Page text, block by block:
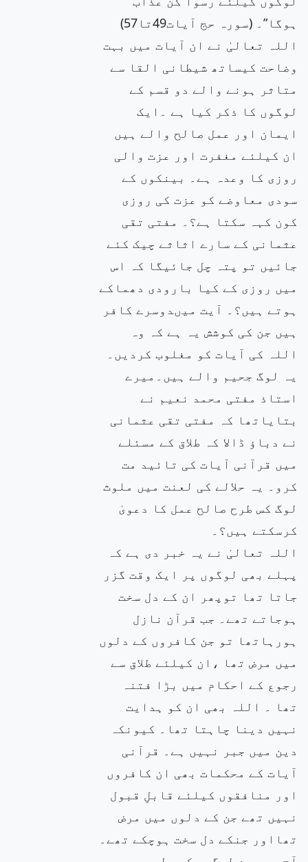
ہوگا”۔ (سورہ حج آیات49تا57)
اللہ تعالیٰ نے ان آیات میں بہت
وضاحت کیساتھ شیطانی القا سے
متاثر ہونے والے دو قسم کے
لوگوں کا ذکر کیا ہے ۔ایک
ایمان اور عمل صالح والے ہیں
ان کیلئے مغفرت اور عزت والی
روزی کا وعدہ ہے۔ بینکوں کے
سودی معاوضے کو عزت کی روزی
کون کہہ سکتا ہے؟۔ مفتی تقی
عثمانی کے سارے اثاثے چیک کئے
جائیں تو پتہ چل جائیگا کہ اس
میں روزی کے کیا بارودی دھماکے
ہوتے ہیں؟۔ آیت میںدوسرے کافر
ہیں جن کی کوشش یہ ہے کہ وہ
اللہ کی آیات کو مغلوب کردیں۔
یہ لوگ جحیم والے ہیں۔میرے
استاذ مفتی محمد نعیم نے
بتایاتھا کہ مفتی تقی عثمانی
نے دباؤ ڈالا کہ طلاق کے مسئلے
میں قرآنی آیات کی تائید مت
کرو۔ یہ حلالے کی لعنت میں ملوث
لوگ کس طرح صالح عمل کا دعویٰ
کرسکتے ہیں؟۔
اللہ تعالیٰ نے یہ خبر دی ہے کہ
پہلے بھی لوگوں پر ایک وقت گزر
جاتا تھا توپھر ان کے دل سخت
ہوجاتے تھے۔ جب قرآن نازل
ہورہاتھا تو جن کافروں کے دلوں
میں مرض تھا ،ان کیلئے طلاق سے
رجوع کے احکام میں بڑا فتنہ
تھا ۔ اللہ بھی ان کو ہدایت
نہیں دینا چاہتا تھا۔ کیونکہ
دین میں جبر نہیں ہے۔ قرآنی
آیات کے محکمات بھی ان کافروں
اور منافقوں کیلئے قابلِ قبول
نہیں تھے جن کے دلوں میں مرض
تھااور جنکے دل سخت ہوچکے تھے۔